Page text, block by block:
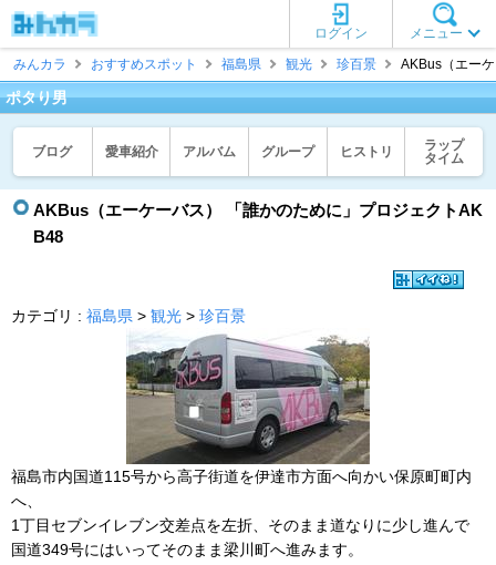
メニュー
ログイン
みんカラ
おすすめスポット 福島県 観光 珍百景 AKBus（エー
ポタり男
ブログ 愛車紹介 アルバム グループ ヒストリ
ラップ
タイム
AKBus（エーケーバス） 「誰かのために」プロジェクトAK
B48
カテゴリ : 福島県 > 観光 > 珍百景
福島市内国道115号から高子街道を伊達市方面へ向かい保原町町内
へ、
1丁目セブンイレブン交差点を左折、そのまま道なりに少し進んで
国道349号にはいってそのまま梁川町へ進みます。